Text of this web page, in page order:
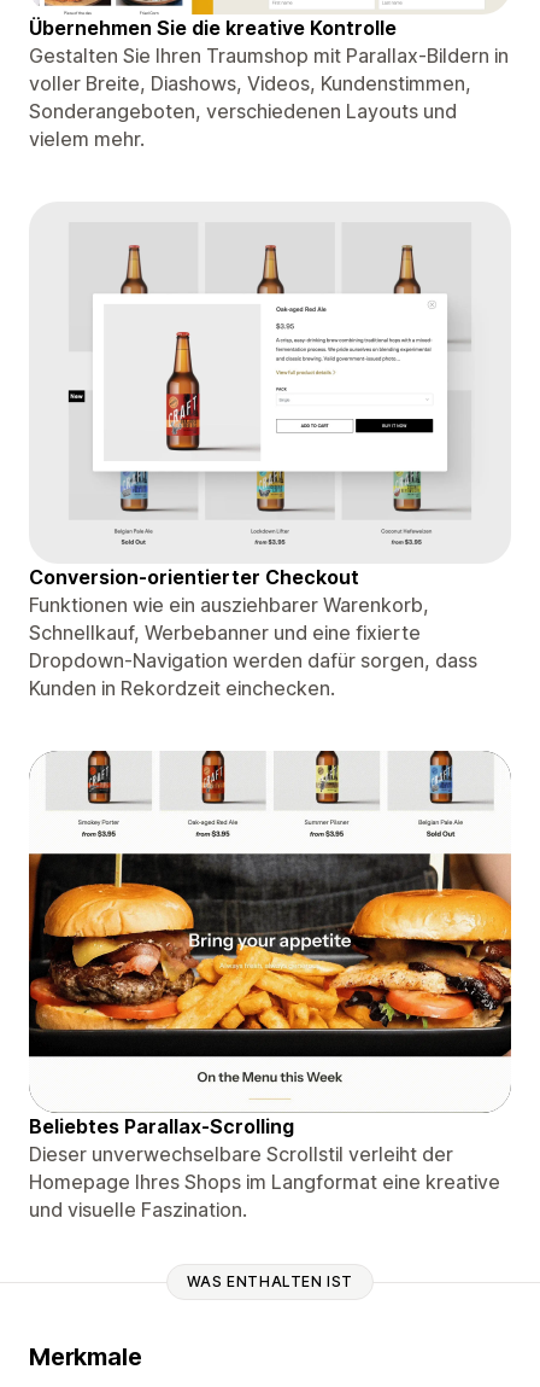
Übernehmen Sie die kreative Kontrolle
Gestalten Sie Ihren Traumshop mit Parallax-Bildern in
voller Breite, Diashows, Videos, Kundenstimmen,
Sonderangeboten, verschiedenen Layouts und
vielem mehr.
Conversion-orientierter Checkout
Funktionen wie ein ausziehbarer Warenkorb,
Schnellkauf, Werbebanner und eine fixierte
Dropdown-Navigation werden dafür sorgen, dass
Kunden in Rekordzeit einchecken.
Beliebtes Parallax-Scrolling
Dieser unverwechselbare Scrollstil verleiht der
Homepage Ihres Shops im Langformat eine kreative
und visuelle Faszination.
WAS ENTHALTEN IST
Merkmale